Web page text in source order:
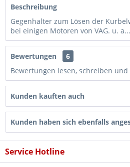
Beschreibung
Gegenhalter zum Lösen der
bei einigen Motoren von VAG. u.
Bewertungen
6
Bewertungen lesen, schreiben
Kunden kauften auch
Kunden haben sich ebenfalls
Service Hotline